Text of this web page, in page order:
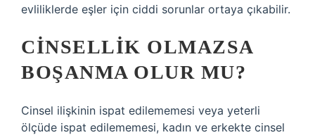
evliliklerde eşler için ciddi sorunlar ortaya çıkabilir.
CINSELLIK OLMAZSA
BOŞANMA OLUR MU?
Cinsel ilişkinin ispat edilememesi veya yeterli
ölçüde ispat edilememesi, kadın ve erkekte cinsel